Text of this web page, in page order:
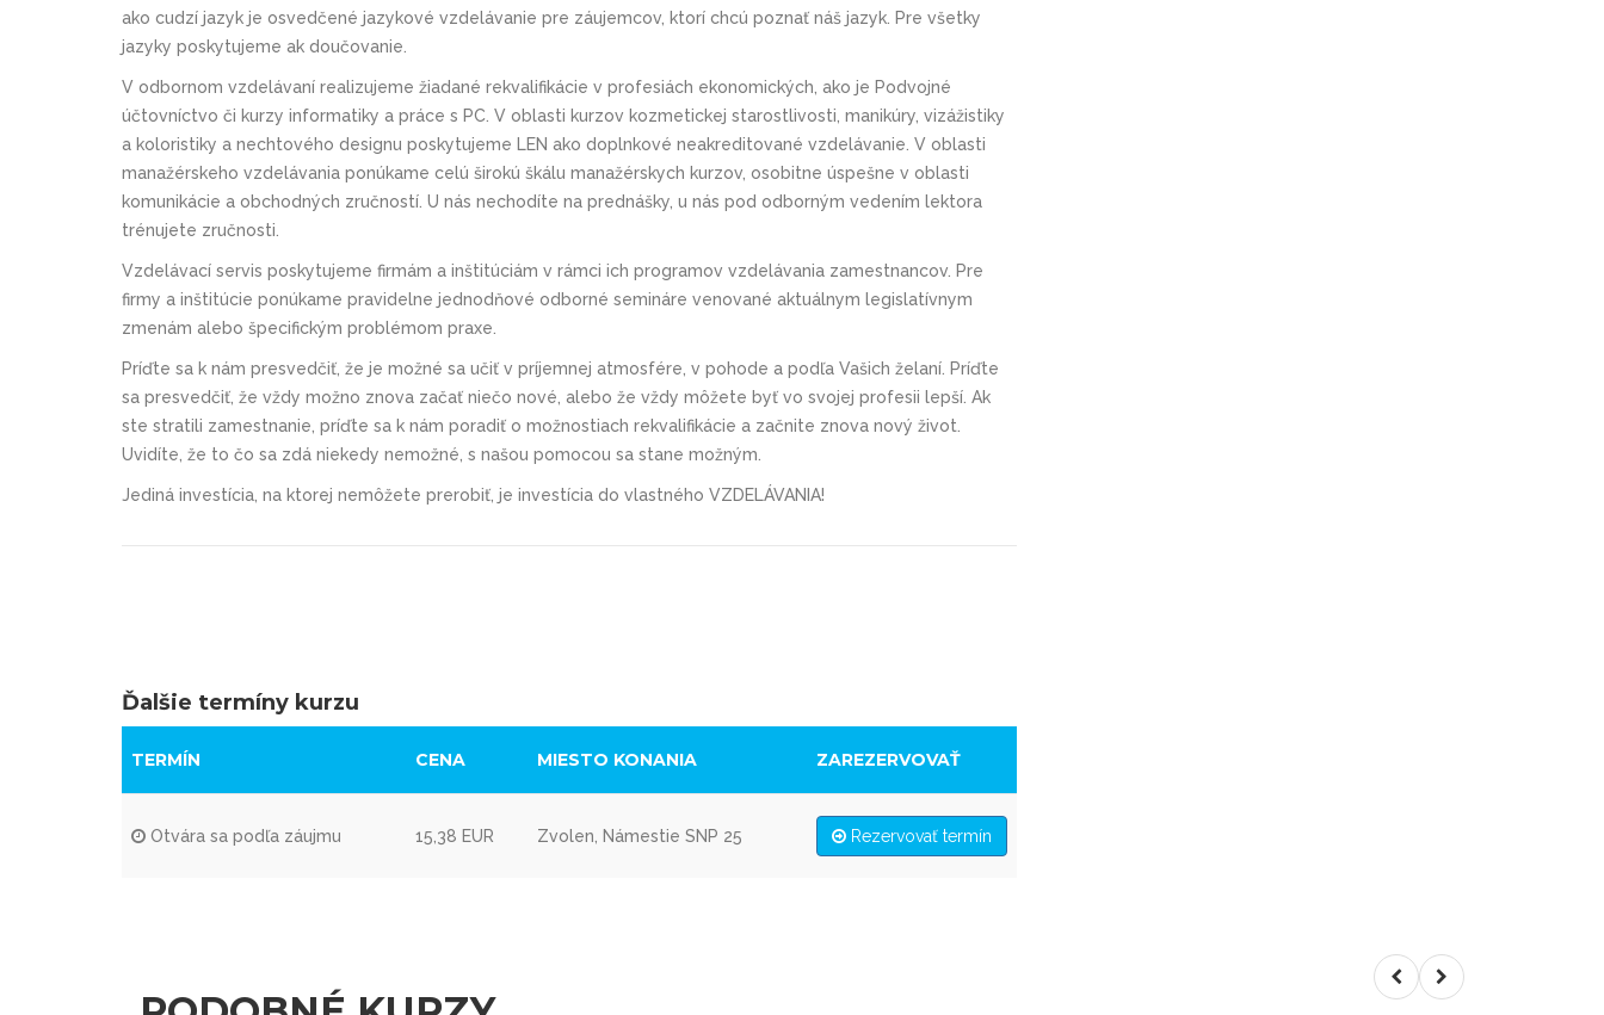
ako cudzí jazyk je osvedčené jazykové vzdelávanie pre záujemcov, ktorí chcú poznať náš jazyk. Pre všetky
jazyky poskytujeme ak doučovanie.
V odbornom vzdelávaní realizujeme žiadané rekvalifikácie v profesiách ekonomických, ako je Podvojné
účtovníctvo či kurzy informatiky a práce s PC. V oblasti kurzov kozmetickej starostlivosti, manikúry, vizážistiky
a koloristiky a nechtového designu poskytujeme LEN ako doplnkové neakreditované vzdelávanie. V oblasti
manažérskeho vzdelávania ponúkame celú širokú škálu manažérskych kurzov, osobitne úspešne v oblasti
komunikácie a obchodných zručností. U nás nechodíte na prednášky, u nás pod odborným vedením lektora
trénujete zručnosti.
Vzdelávací servis poskytujeme firmám a inštitúciám v rámci ich programov vzdelávania zamestnancov. Pre
firmy a inštitúcie ponúkame pravidelne jednodňové odborné semináre venované aktuálnym legislatívnym
zmenám alebo špecifickým problémom praxe.
Príďte sa k nám presvedčiť, že je možné sa učiť v príjemnej atmosfére, v pohode a podľa Vašich želaní. Príďte
sa presvedčiť, že vždy možno znova začať niečo nové, alebo že vždy môžete byť vo svojej profesii lepší. Ak
ste stratili zamestnanie, príďte sa k nám poradiť o možnostiach rekvalifikácie a začnite znova nový život.
Uvidíte, že to čo sa zdá niekedy nemožné, s našou pomocou sa stane možným.
Jediná investícia, na ktorej nemôžete prerobiť, je investícia do vlastného VZDELÁVANIA!
Ďalšie termíny kurzu
TERMÍN CENA MIESTO KONANIA ZAREZERVOVAŤ
Otvára sa podľa záujmu 15,38 EUR Zvolen, Námestie SNP 25 Rezervovať termín